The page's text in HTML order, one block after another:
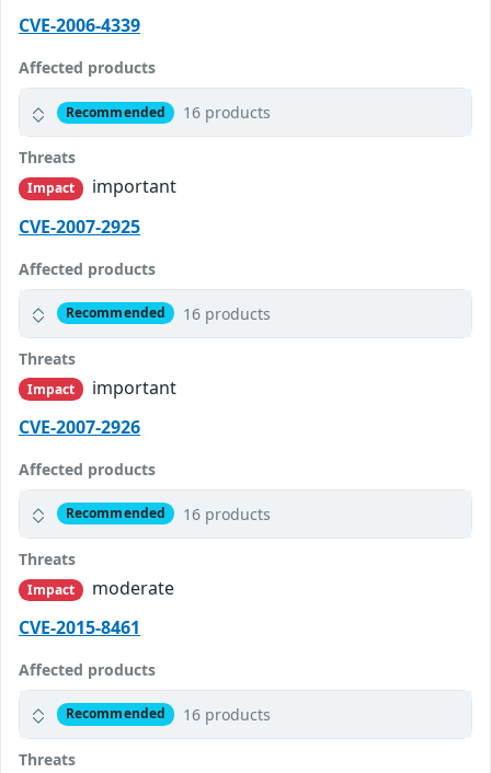
CVE-2006-4339
Affected products
Recommended 16 products
Threats
Impact
important
CVE-2007-2925
Affected products
Recommended 16 products
Threats
Impact
important
CVE-2007-2926
Affected products
Recommended 16 products
Threats
Impact
moderate
CVE-2015-8461
Affected products
Recommended 16 products
Threats